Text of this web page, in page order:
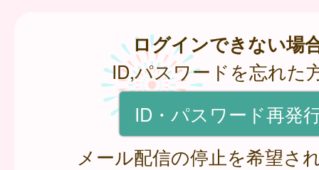
ログインできない場
ID,パスワードを忘れた
ID・パスワード再発
メール配信の停止を希望さ